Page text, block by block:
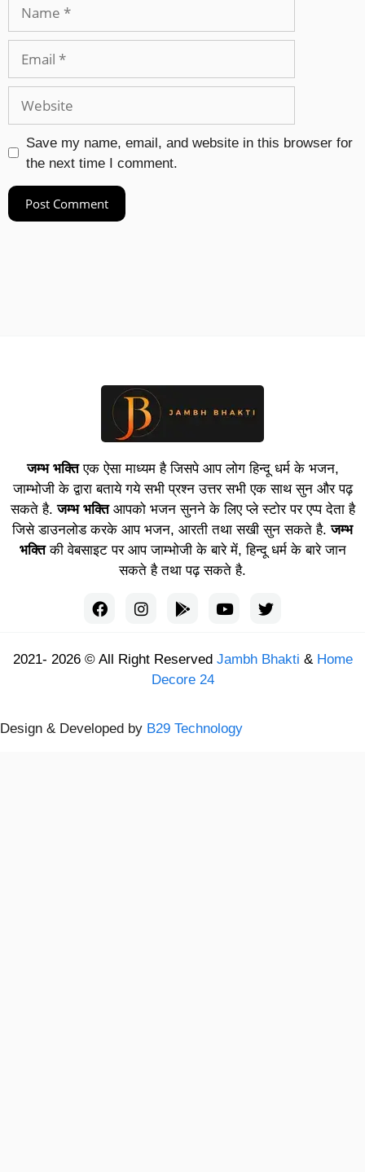
Save my name, email, and website in this browser for
the next time I comment.
जम्भ भक्तिएक ऐसा माध्यम है जिसपे आप लोग हिन्दू धर्म के भजन,
जाम्भोजी के द्वारा बताये गये सभी प्रश्न उत्तर सभी एक साथ सुन और पढ़
सकते है.जम्भ भक्तिआपको भजन सुनने के लिए प्ले स्टोर पर एप्प देता है
जिसे डाउनलोड करके आप भजन, आरती तथा सखी सुन सकते है.जम्भ
भक्तिकी वेबसाइट पर आप जाम्भोजी के बारे में, हिन्दू धर्म के बारे जान
सकते है तथा पढ़ सकते है.
2021- 2026 © All Right Reserved Jambh Bhakti & Home
Decore 24
Design & Developed by B29 Technology